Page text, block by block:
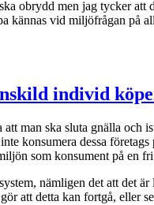
obrydd men jag tycker
kännas vid miljöfrågan på
individ
man ska sluta gnälla och
konsumera dessa
som konsument på en
nämligen det att det
att detta kan fortgå, eller